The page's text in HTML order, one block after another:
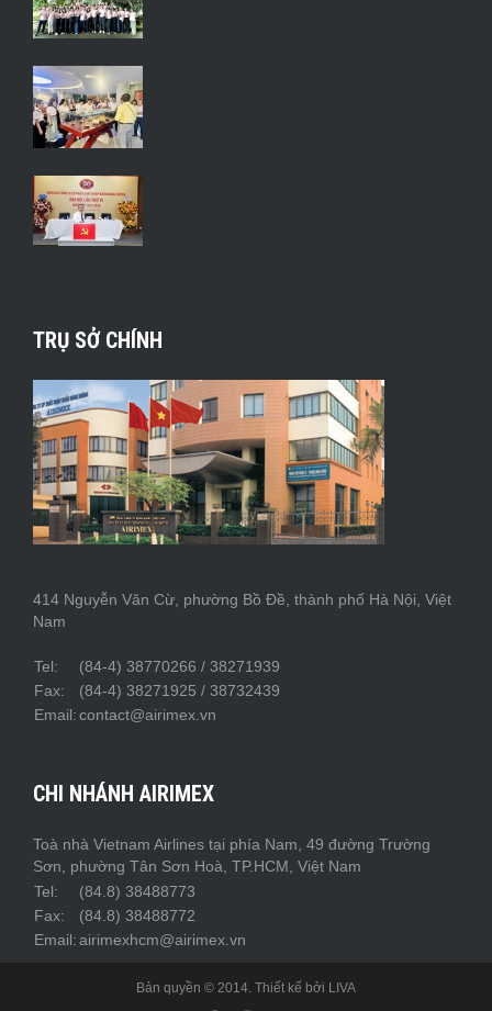
TRỤ SỞ CHÍNH
414 Nguyễn Văn Cừ, phường Bồ Đề, thành phố Hà Nội, Việt
Nam
Tel:
(84-4) 38770266 / 38271939
Fax:
(84-4) 38271925 / 38732439
Email:contact@airimex.vn
CHI NHÁNH AIRIMEX
Toà nhà Vietnam Airlines tại phía Nam, 49 đường Trường
Sơn, phường Tân Sơn Hoà, TP.HCM, Việt Nam
Tel:
(84.8) 38488773
Fax:
(84.8) 38488772
Email:airimexhcm@airimex.vn
Bản quyền © 2014. Thiết kế bởi LIVA